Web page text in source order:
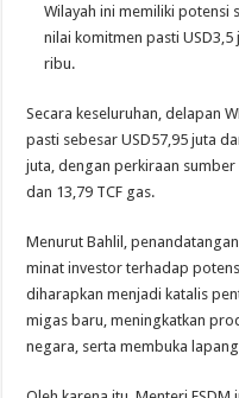
Wilayah ini memiliki potensi
nilai komitmen pasti
ribu.
Secara keseluruhan, delapan
pasti sebesar USD57,95 juta
juta, dengan perkiraan
dan 13,79 TCF gas.
Menurut Bahlil,
minat investor terhadap
diharapkan menjadi katalis
migas baru, meningkatkan
negara, serta membuka